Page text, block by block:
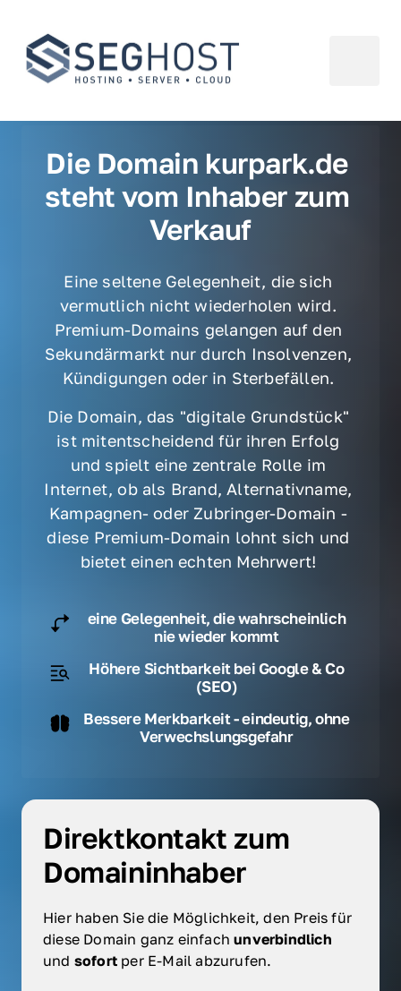
Die Domain kurpark.de
steht vom Inhaber zum
Verkauf
Eine seltene Gelegenheit, die sich
vermutlich nicht wiederholen wird.
Premium-Domains gelangen auf den
Sekundärmarkt nur durch Insolvenzen,
Kündigungen oder in Sterbefällen.
Die Domain, das "digitale Grundstück"
ist mitentscheidend für ihren Erfolg
und spielt eine zentrale Rolle im
Internet, ob als Brand, Alternativname,
Kampagnen- oder Zubringer-Domain -
diese Premium-Domain lohnt sich und
bietet einen echten Mehrwert!
eine Gelegenheit, die wahrscheinlich
nie wieder kommt
Höhere Sichtbarkeit bei Google & Co
(SEO)
Bessere Merkbarkeit - eindeutig, ohne
Verwechslungsgefahr
Direktkontakt zum
Domaininhaber
Hier haben Sie die Möglichkeit, den Preis für
diese Domain ganz einfach
und sofort per E-Mail abzurufen.